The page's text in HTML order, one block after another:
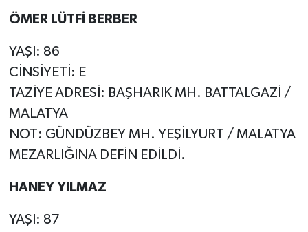
ÖMER LÜTFİ BERBER
YAŞI: 86
CİNSİYETİ: E
TAZİYE ADRESİ: BAŞHARIK MH. BATTALGAZİ /
MALATYA
NOT: GÜNDÜZBEY MH. YEŞİLYURT / MALATYA
MEZARLIĞINA DEFİN EDİLDİ.
HANEY YILMAZ
YAŞI: 87